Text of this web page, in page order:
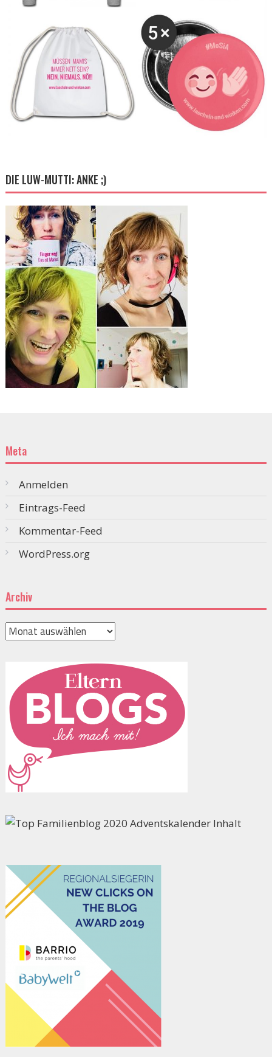
DIE LUW-MUTTI: ANKE ;)
Meta
Anmelden
Eintrags-Feed
Kommentar-Feed
WordPress.org
Archiv
Archiv